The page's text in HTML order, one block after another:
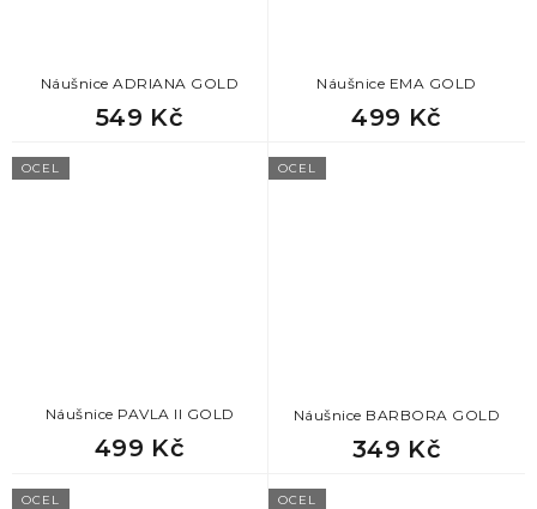
Náušnice ADRIANA GOLD
549 Kč
Náušnice EMA GOLD
499 Kč
OCEL
Náušnice PAVLA II GOLD
499 Kč
OCEL
Náušnice BARBORA GOLD
349 Kč
OCEL OCEL